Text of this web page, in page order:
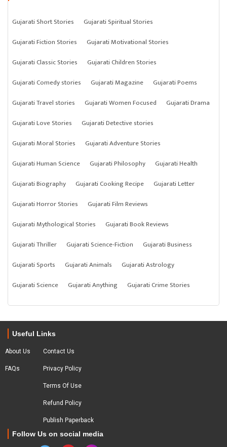
Gujarati Short Stories
Gujarati Spiritual Stories
Gujarati Fiction Stories
Gujarati Motivational Stories
Gujarati Classic Stories
Gujarati Children Stories
Gujarati Comedy stories
Gujarati Magazine
Gujarati Poems
Gujarati Travel stories
Gujarati Women Focused
Gujarati Drama
Gujarati Love Stories
Gujarati Detective stories
Gujarati Moral Stories
Gujarati Adventure Stories
Gujarati Human Science
Gujarati Philosophy
Gujarati Health
Gujarati Biography
Gujarati Cooking Recipe
Gujarati Letter
Gujarati Horror Stories
Gujarati Film Reviews
Gujarati Mythological Stories
Gujarati Book Reviews
Gujarati Thriller
Gujarati Science-Fiction
Gujarati Business
Gujarati Sports
Gujarati Animals
Gujarati Astrology
Gujarati Science
Gujarati Anything Gujarati Crime Stories
Useful Links
About Us
FAQs
Contact Us
Privacy Policy
Terms Of Use
Refund Policy
Publish Paperback
Follow Us on social media